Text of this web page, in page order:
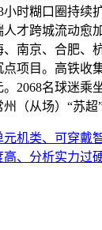
小时糊口圈持续
才跨城流动愈
南京、合肥、
项目。高铁收
。2068名球迷乘
（从场）“苏超”
元机类、可穿戴
高、分析实力过